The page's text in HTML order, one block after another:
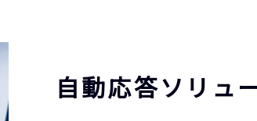
自動応答ソリュ